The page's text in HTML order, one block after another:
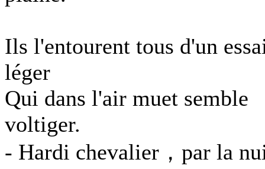
Ils l'entourent tous d'un
léger
Qui dans l'air muet semble
voltiger.
- Hardi chevalier，par la